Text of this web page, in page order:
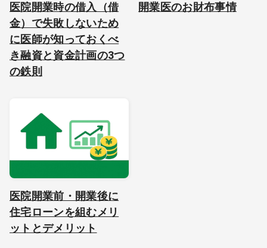
医院開業時の借入（借
金）で失敗しないため
に医師が知っておくべ
き融資と資金計画の3つ
の鉄則
開業医のお財布事情
医院開業前・開業後に
住宅ローンを組むメリ
ットとデメリット